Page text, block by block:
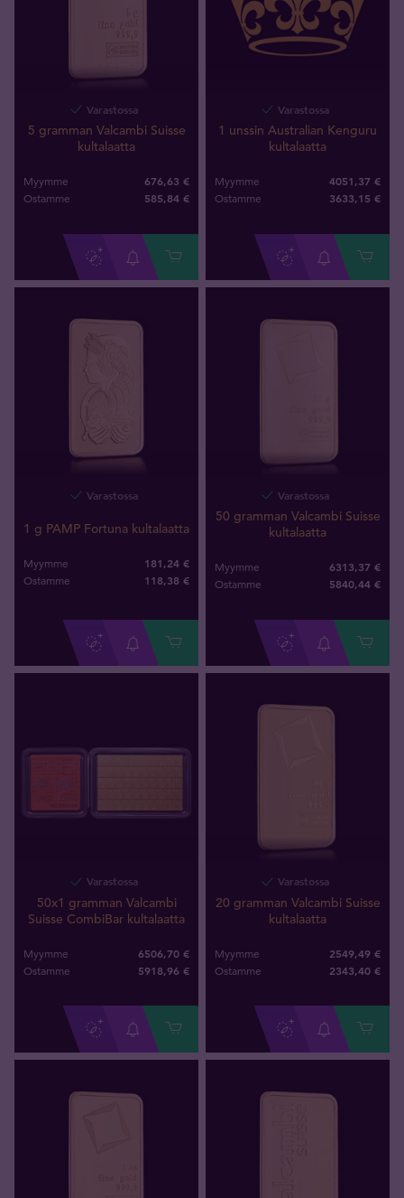
Varastossa
5 gramman Valcambi Suisse
kultalaatta
Myymme 676,63 €
Ostamme 585,84 €
Varastossa
1 unssin Australian Kenguru
kultalaatta
Myymme 4051,37 €
Ostamme 3633,15 €
Varastossa
1 g PAMP Fortuna kultalaatta
Myymme 181,24 €
Ostamme 118,38 €
Varastossa
50 gramman Valcambi Suisse
kultalaatta
Myymme 6313,37 €
Ostamme 5840,44 €
Varastossa
50x1 gramman Valcambi
Suisse CombiBar kultalaatta
Myymme 6506,70 €
Ostamme 5918,96 €
Varastossa
20 gramman Valcambi Suisse
kultalaatta
Myymme 2549,49 €
Ostamme 2343,40 €